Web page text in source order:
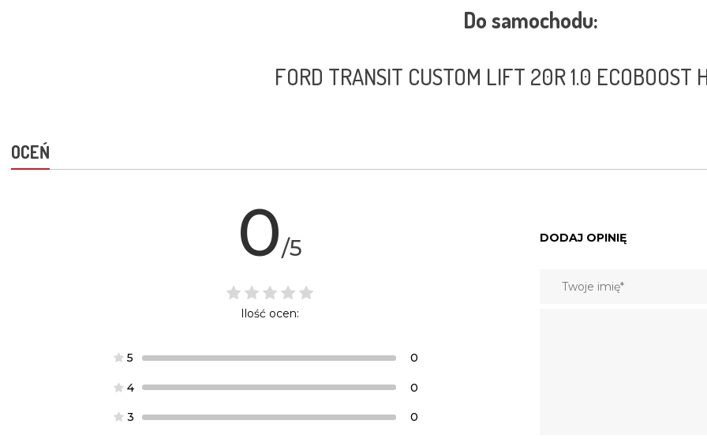
Do samochodu:
FORD TRANSIT CUSTOM LIFT 20R 1.0 ECOBOOST
OCEŃ
0/5
Ilość ocen:
5 0
4 0
3 0
DODAJ OPINIĘ